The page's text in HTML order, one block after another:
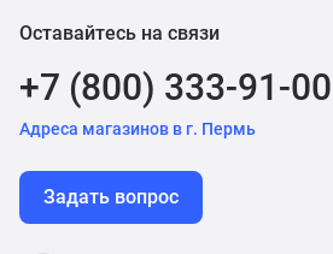
Оставайтесь на связи
+7 (800) 333-91-00
Адреса магазинов в г. Пермь
Задать вопрос